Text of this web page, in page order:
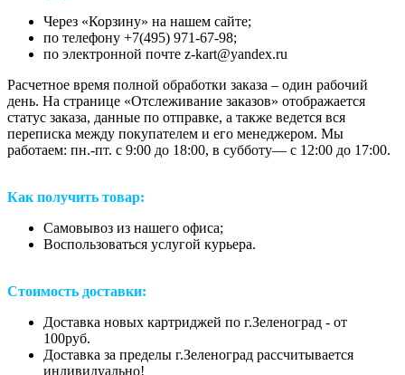
Через «Корзину» на нашем сайте;
по телефону +7(495) 971-67-98;
по электронной почте z-kart@yandex.ru
Расчетное время полной обработки заказа – один рабочий
день. На странице «Отслеживание заказов» отображается
статус заказа, данные по отправке, а также ведется вся
переписка между покупателем и его менеджером. Мы
работаем: пн.-пт. с 9:00 до 18:00, в субботу— с 12:00 до 17:00.
Как получить товар:
Самовывоз из нашего офиса;
Воспользоваться услугой курьера.
Стоимость доставки:
Доставка новых картриджей по г.Зеленоград - от
100руб.
Доставка за пределы г.Зеленоград рассчитывается
индивидуально!